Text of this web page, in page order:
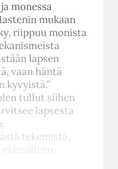
monessa
mukaan
riippuu monista
lapsen
vaan häntä
kyvyistä.”
tullut siihen
lapsesta
tekemistä,